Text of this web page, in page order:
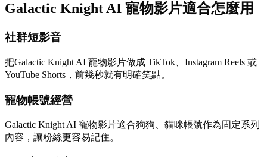
Galactic Knight AI 寵物影片適合怎麼用
社群短影音
把Galactic Knight AI 寵物影片做成 TikTok、Instagram Reels 或
YouTube Shorts，前幾秒就有明確笑點。
寵物帳號經營
Galactic Knight AI 寵物影片適合狗狗、貓咪帳號作為固定系列
內容，讓粉絲更容易記住。